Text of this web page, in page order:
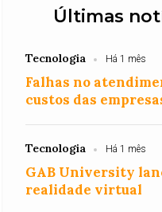
Últimas
Tecnologia Há 1 mês
Falhas no
custos das
Tecnologia Há 1 mês
GAB University
realidade virtual